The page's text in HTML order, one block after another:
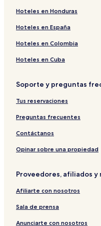
Hostales en Phra Khanong
Hoteles cerca de
Apart-Hoteles en Distrito
Hoteles en Sukhumvit
Hoteles cerca de Bolsa de
Hoteles cerca de Acuario
Hoteles en Bangkok
Hostales en Bangkok Noi
Hoteles cerca de
Hostales en Bangkok
Hoteles cerca de
Hoteles cerca de Platinum
Hoteles en Asoke
Hoteles en Honduras
Hoteles en España
Hoteles en Colombia
Hoteles en Cuba
Soporte y preguntas
Tus reservaciones
Preguntas frecuentes
Contáctanos
Opinar sobre una propiedad
Proveedores, afiliados y
Afiliarte con nosotros
Sala de prensa
Anunciarte con nosotros